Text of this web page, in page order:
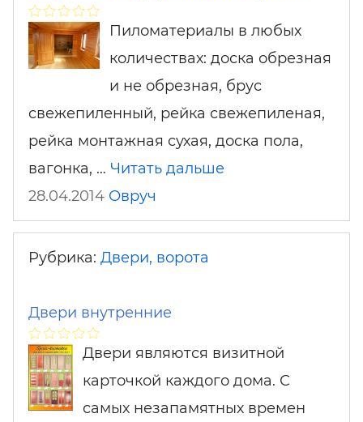
Пиломатериалы в любых
количествах: доска обрезная
и не обрезная, брус
свежепиленный, рейка свежепиленая,
рейка монтажная сухая, доска пола,
вагонка, … Читать дальше
28.04.2014 Овруч
Рубрика: Двери, ворота
Двери внутренние
Двери являются визитной
карточкой каждого дома. С
самых незапамятных времен